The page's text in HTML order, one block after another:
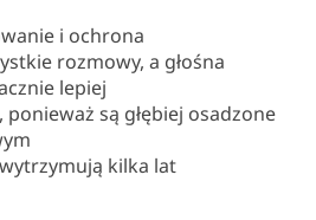
i ochrona
rozmowy, a głośna
lepiej
są głębiej osadzone
kilka lat